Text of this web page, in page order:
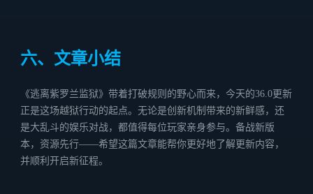
六、文章小结
《逃离紫罗兰监狱》带着打破规则的野心而来，今天的36.0更新
正是这场越狱行动的起点。无论是创新机制带来的新鲜感，还
是大乱斗的娱乐对战，都值得每位玩家亲身参与。备战新版
本，资源先行——希望这篇文章能帮你更好地了解更新内容，
并顺利开启新征程。